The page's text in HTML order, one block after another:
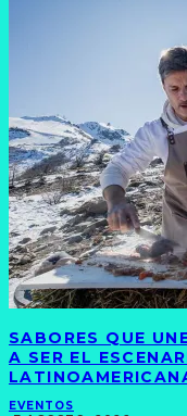
SABORES QUE
A SER EL
EVENTOS